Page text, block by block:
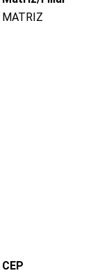
MATRIZ
CEP